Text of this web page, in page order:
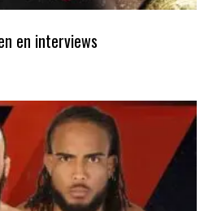
en interviews